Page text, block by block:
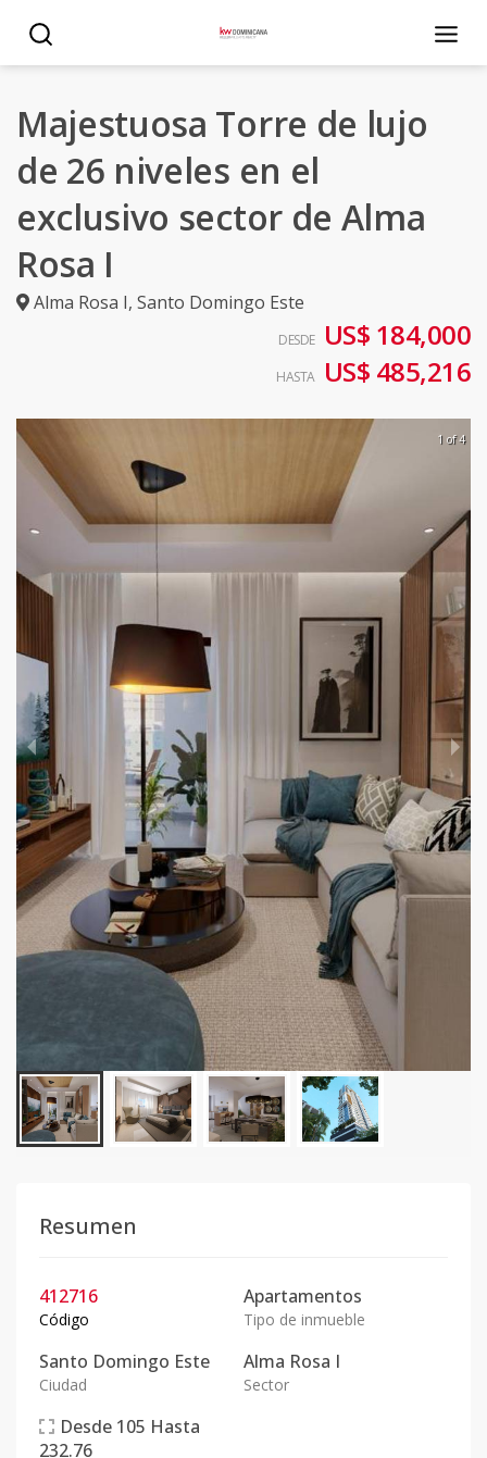
Majestuosa Torre de lujo
de 26 niveles en el
exclusivo sector de Alma
Rosa I
Alma Rosa I, Santo Domingo Este
DESDE US$ 184,000
HASTA US$ 485,216
1 of 4
Resumen
412716
Código
Apartamentos
Tipo de inmueble
Santo Domingo Este
Ciudad
Alma Rosa I
Sector
Desde 105 Hasta
232.76